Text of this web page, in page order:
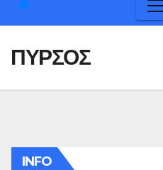
ΠΥΡΣΟΣ
INFO